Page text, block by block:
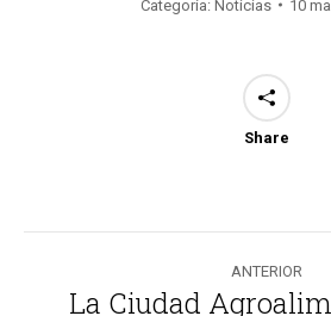
Categoría: Noticias 10
Share
Navegación
ANTERIOR
La Ciudad